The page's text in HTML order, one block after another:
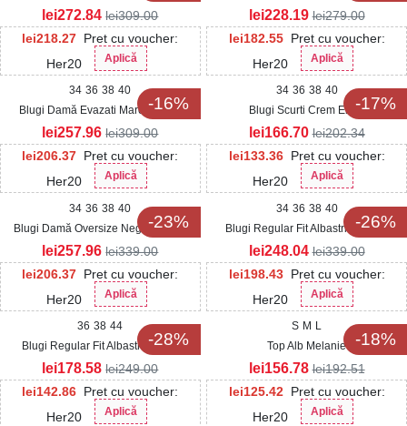
lei218.27 Pret cu voucher:
Her20
Aplică
lei272.84 lei309.00
lei182.55 Pret cu voucher:
Her20
Aplică
lei228.19 lei279.00
-16%
34 36 38 40
Blugi Damă Evazati Maro Zemira
lei206.37 Pret cu voucher:
Her20
Aplică
lei257.96 lei309.00
-17%
34 36 38 40
Blugi Scurti Crem Elkey
lei133.36 Pret cu voucher:
Her20
Aplică
lei166.70 lei202.34
-23%
34 36 38 40
Blugi Damă Oversize Negri Kyarah
lei206.37 Pret cu voucher:
Her20
Aplică
lei257.96 lei339.00
-26%
34 36 38 40
Blugi Regular Fit Albastri Osoney
lei198.43 Pret cu voucher:
Her20
Aplică
lei248.04 lei339.00
-28%
36 38 44
Blugi Regular Fit Albastri Nayhe
lei142.86 Pret cu voucher:
Her20
Aplică
lei178.58 lei249.00
-18%
S M L
Top Alb Melanie
lei125.42 Pret cu voucher:
Her20
Aplică
lei156.78 lei192.51